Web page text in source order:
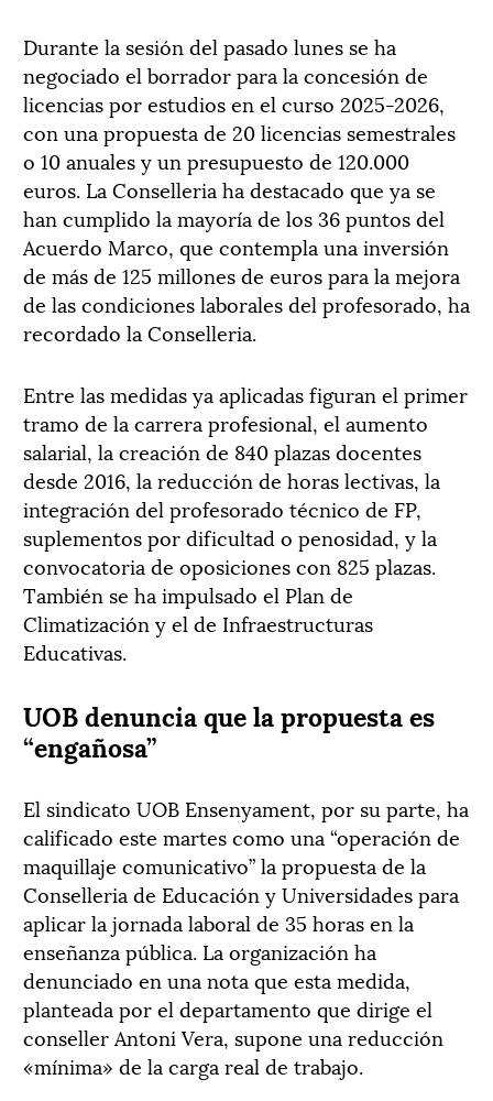
Durante la sesión del pasado lunes se ha
negociado el borrador para la concesión de
licencias por estudios en el curso 2025-2026,
con una propuesta de 20 licencias semestrales
o 10 anuales y un presupuesto de 120.000
euros. La Conselleria ha destacado que ya se
han cumplido la mayoría de los 36 puntos del
Acuerdo Marco, que contempla una inversión
de más de 125 millones de euros para la mejora
de las condiciones laborales del profesorado, ha
recordado la Conselleria.
Entre las medidas ya aplicadas figuran el primer
tramo de la carrera profesional, el aumento
salarial, la creación de 840 plazas docentes
desde 2016, la reducción de horas lectivas, la
integración del profesorado técnico de FP,
suplementos por dificultad o penosidad, y la
convocatoria de oposiciones con 825 plazas.
También se ha impulsado el Plan de
Climatización y el de Infraestructuras
Educativas.
UOB denuncia que la propuesta es
“engañosa”
El sindicato UOB Ensenyament, por su parte, ha
calificado este martes como una “operación de
maquillaje comunicativo” la propuesta de la
Conselleria de Educación y Universidades para
aplicar la jornada laboral de 35 horas en la
enseñanza pública. La organización ha
denunciado en una nota que esta medida,
planteada por el departamento que dirige el
conseller Antoni Vera, supone una reducción
«mínima» de la carga real de trabajo.